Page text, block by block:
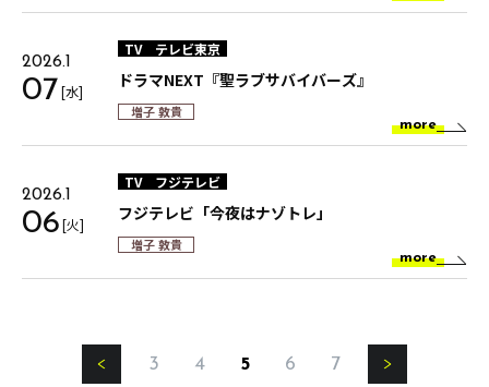
2026.1
07[水]
TV テレビ東京
ドラマNEXT『聖ラブサバイバーズ』
増子 敦貴
more
2026.1
06[火]
TV フジテレビ
フジテレビ「今夜はナゾトレ」
増子 敦貴
more
3 4 5 6 7